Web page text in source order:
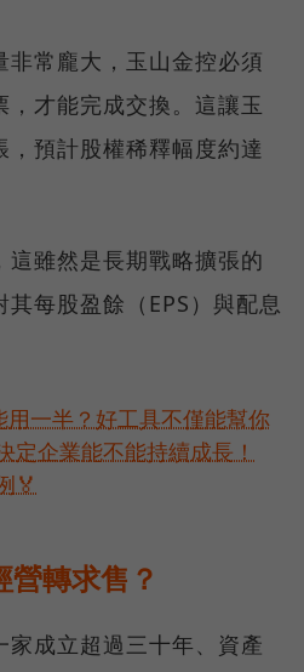
非常龐大，玉山金控必須
才能完成交換。這讓玉
預計股權稀釋幅度約達
這雖然是長期戰略擴張的
每股盈餘（EPS）與配息
用一半？好工具不僅能幫你
定企業能不能持續成長！
🏅
轉求售？
家成立超過三十年、資產